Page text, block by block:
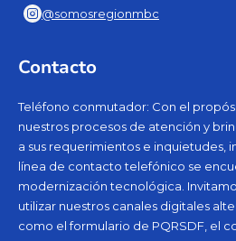
@somosregionmbc
Contacto
Teléfono conmutador: Con el
nuestros procesos de atención y
a sus requerimientos e inquietudes,
línea de contacto telefónico se
modernización tecnológica.
utilizar nuestros canales digitales
como el formulario de PQRSDF, el